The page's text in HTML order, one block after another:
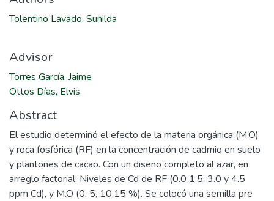
Tolentino Lavado, Sunilda
Advisor
Torres García, Jaime
Ottos Días, Elvis
Abstract
El estudio determinó el efecto de la materia orgánica (M.O)
y roca fosfórica (RF) en la concentración de cadmio en suelo
y plantones de cacao. Con un diseño completo al azar, en
arreglo factorial: Niveles de Cd de RF (0.0 1.5, 3.0 y 4.5
ppm Cd), y M.O (0, 5, 10,15 %). Se colocó una semilla pre